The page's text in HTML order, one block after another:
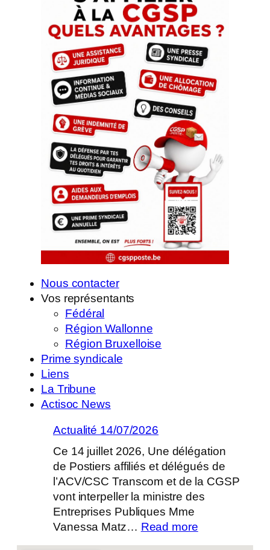
Nous contacter
Vos représentants
Fédéral
Région Wallonne
Région Bruxelloise
Prime syndicale
Liens
La Tribune
Actisoc News
Actualité 14/07/2026
Ce 14 juillet 2026, Une délégation
de Postiers affiliés et délégués de
l’ACV/CSC Transcom et de la CGSP
vont interpeller la ministre des
Entreprises Publiques Mme
Vanessa Matz… Read more: